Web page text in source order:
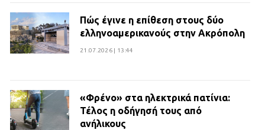
Πώς έγινε η επίθεση στους δύο
ελληνοαμερικανούς στην Ακρόπολη
21.07.2026 | 13:44
«Φρένο» στα ηλεκτρικά πατίνια:
Τέλος η οδήγησή τους από
ανήλικους